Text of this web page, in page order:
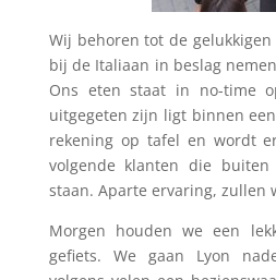
Wij behoren tot de
bij de Italiaan in beslag
Ons eten staat in no-time
uitgegeten zijn ligt binnen
rekening op tafel en wordt
volgende klanten die
staan. Aparte ervaring, zullen
Morgen houden we een
gefiets. We gaan Lyon